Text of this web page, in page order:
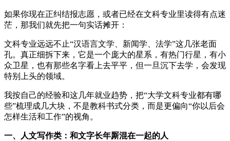
如果你现在正纠结报志愿，或者已经在文科专业里读得有点迷
茫，那我们就先把一句实话摊开：
文科专业远远不止“汉语言文学、新闻学、法学”这几张老面
孔。真正细拆下来，它是一个庞大的星系，有热门行星，有小
众卫星，也有那些名字看上去平平，但一旦沉下去学，会发现
特别上头的领域。
我按自己的经验和这几年就业趋势，把“大学文科专业都有哪
些”梳理成几大块，不是教科书式分类，而是更偏向“你以后会
怎样生活和工作”的视角。
一、人文写作类：和文字长年厮混在一起的人